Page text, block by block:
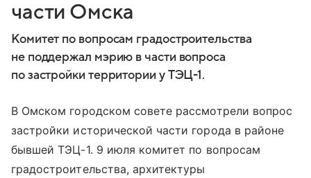
части Омска
Комитет по вопросам градостроительства
не поддержал мэрию в части вопроса
по застройки территории у ТЭЦ-1.
В Омском городском совете рассмотрели вопрос
застройки исторической части города в районе
бывшей ТЭЦ-1. 9 июля комитет по вопросам
градостроительства, архитектуры